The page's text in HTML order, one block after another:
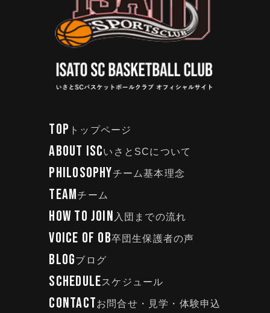
TOP トップページ
ABOUT ISCいさとSCについて
PHILOSOPHYチーム基本理念
TEAMチーム
HOW TO JOIN 入団までの流れ
VOICE OF OB卒団生保護者の声
BLOGブログ
SCHEDULEスケジュール
CONTACTお問合せ・見学・体験申込